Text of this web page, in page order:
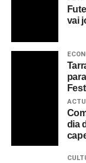
vai
dia